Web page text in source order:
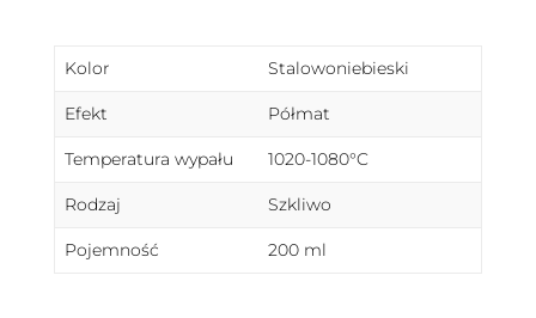
Kolor Stalowoniebieski
Efekt Półmat
Temperatura wypału 1020-1080°C
Rodzaj Szkliwo
Pojemność 200 ml